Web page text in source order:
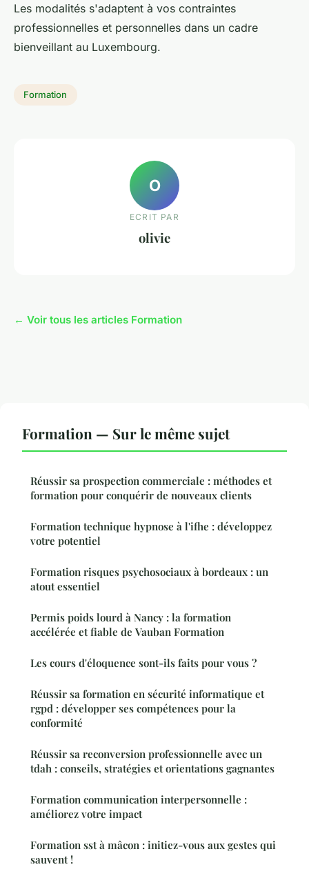
Les modalités s'adaptent à vos contraintes
professionnelles et personnelles dans un cadre
bienveillant au Luxembourg.
Formation
O
ECRIT PAR
olivie
← Voir tous les articles Formation
Formation — Sur le même sujet
Réussir sa prospection commerciale : méthodes et
formation pour conquérir de nouveaux clients
Formation technique hypnose à l'ifhe : développez
votre potentiel
Formation risques psychosociaux à bordeaux : un
atout essentiel
Permis poids lourd à Nancy : la formation
accélérée et fiable de Vauban Formation
Les cours d'éloquence sont-ils faits pour vous ?
Réussir sa formation en sécurité informatique et
rgpd : développer ses compétences pour la
conformité
Réussir sa reconversion professionnelle avec un
tdah : conseils, stratégies et orientations gagnantes
Formation communication interpersonnelle :
améliorez votre impact
Formation sst à mâcon : initiez-vous aux gestes qui
sauvent !